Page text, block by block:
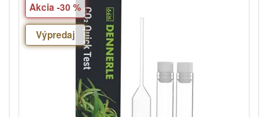
Akcia -30 %
Výpredaj